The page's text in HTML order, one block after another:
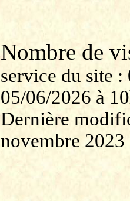
Nombre de
service du site
05/06/2026 à
Dernière
novembre 2023